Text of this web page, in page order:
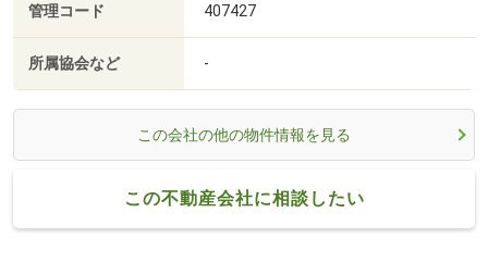
管理コード 407427
所属協会など -
この会社の他の物件情報を見る
この不動産会社に相談したい